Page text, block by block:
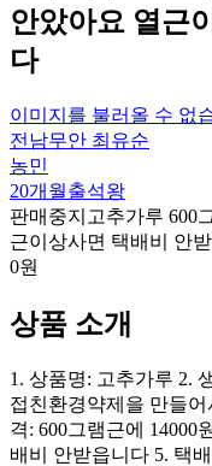
안았아요 열근
다
이미지를 불러올 수 없
전남무안 최유순
농민
20개월출석왕
판매중지 고추가루 600
근이상사면 택배비 안
0원
상품 소개
1. 상품명: 고추가루 2.
접친환경약제을 만들
격: 600그램근에 14000
배비 안받읍니다 5. 택